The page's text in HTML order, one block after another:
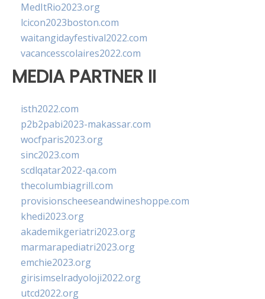
MedItRio2023.org
lcicon2023boston.com
waitangidayfestival2022.com
vacancesscolaires2022.com
MEDIA PARTNER II
isth2022.com
p2b2pabi2023-makassar.com
wocfparis2023.org
sinc2023.com
scdlqatar2022-qa.com
thecolumbiagrill.com
provisionscheeseandwineshoppe.com
khedi2023.org
akademikgeriatri2023.org
marmarapediatri2023.org
emchie2023.org
girisimselradyoloji2022.org
utcd2022.org